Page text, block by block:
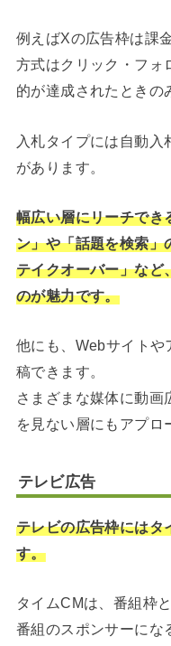
例えばXの広告枠は課
方式はクリック・フォ
的が達成されたときの
入札タイプには自動
があります。
幅広い層にリーチでき
ン」や「話題を検索
テイクオーバー」など
のが魅力です。
他にも、Webサイトや
稿できます。
さまざまな媒体に動画
を見ない層にもアプロ
テレビ広告
テレビの広告枠にはタ
す。
タイムCMは、番組枠
番組のスポンサーにな